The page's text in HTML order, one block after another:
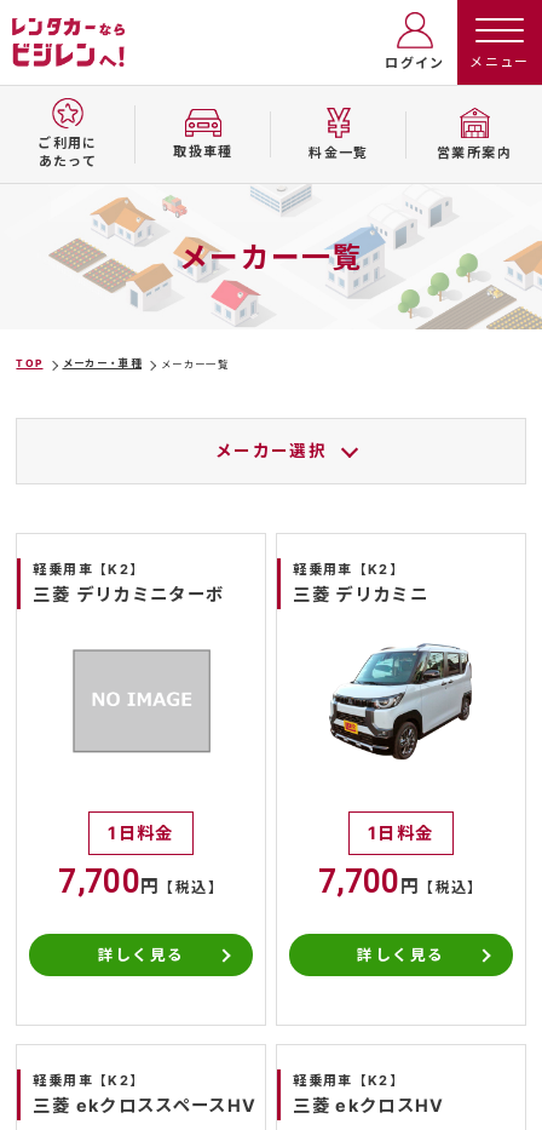
ログイン
ご利用に
あたって
取扱⾞種 料⾦⼀覧 営業所案内
メーカー一覧
TOP メーカー・車種 メーカー一覧
メーカー選択
軽乗用車【K2】
三菱 デリカミニターボ
1日料金
7,700 円 【税込】
詳しく見る
軽乗用車【K2】
三菱 デリカミニ
1日料金
7,700 円 【税込】
詳しく見る
軽乗用車【K2】
三菱 ekクロススペースHV
軽乗用車【K2】
三菱 ekクロスHV